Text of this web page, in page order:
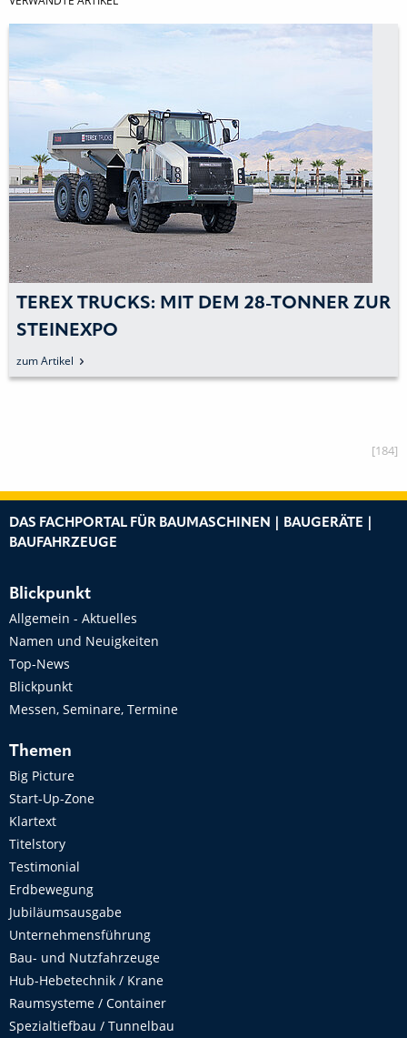
TEREX TRUCKS: MIT DEM 28-TONNER ZUR
STEINEXPO
zum Artikel
[184]
DAS FACHPORTAL FÜR BAUMASCHINEN | BAUGERÄTE |
BAUFAHRZEUGE
Blickpunkt
Allgemein - Aktuelles
Namen und Neuigkeiten
Top-News
Blickpunkt
Messen, Seminare, Termine
Themen
Big Picture
Start-Up-Zone
Klartext
Titelstory
Testimonial
Erdbewegung
Jubiläumsausgabe
Unternehmensführung
Bau- und Nutzfahrzeuge
Hub-Hebetechnik / Krane
Raumsysteme / Container
Spezialtiefbau / Tunnelbau